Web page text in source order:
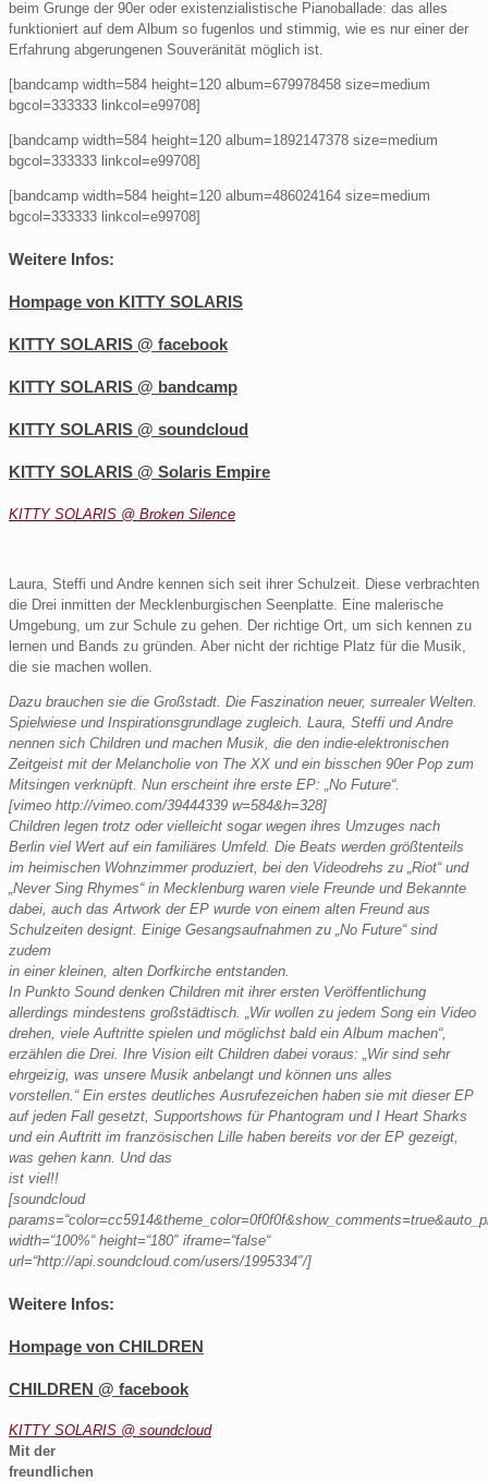
beim Grunge der 90er oder existenzialistische Pianoballade: das alles
funktioniert auf dem Album so fugenlos und stimmig, wie es nur einer der
Erfahrung abgerungenen Souveränität möglich ist.
[bandcamp width=584 height=120 album=679978458 size=medium
bgcol=333333 linkcol=e99708]
[bandcamp width=584 height=120 album=1892147378 size=medium
bgcol=333333 linkcol=e99708]
[bandcamp width=584 height=120 album=486024164 size=medium
bgcol=333333 linkcol=e99708]
Weitere Infos:
Hompage von KITTY SOLARIS
KITTY SOLARIS @ facebook
KITTY SOLARIS @ bandcamp
KITTY SOLARIS @ soundcloud
KITTY SOLARIS @ Solaris Empire
KITTY SOLARIS @ Broken Silence
Laura, Steffi und Andre kennen sich seit ihrer Schulzeit. Diese verbrachten
die Drei inmitten der Mecklenburgischen Seenplatte. Eine malerische
Umgebung, um zur Schule zu gehen. Der richtige Ort, um sich kennen zu
lernen und Bands zu gründen. Aber nicht der richtige Platz für die Musik,
die sie machen wollen.
Dazu brauchen sie die Großstadt. Die Faszination neuer, surrealer Welten.
Spielwiese und Inspirationsgrundlage zugleich. Laura, Steffi und Andre
nennen sich Children und machen Musik, die den indie-elektronischen
Zeitgeist mit der Melancholie von The XX und ein bisschen 90er Pop zum
Mitsingen verknüpft. Nun erscheint ihre erste EP: „No Future“.
[vimeo http://vimeo.com/39444339 w=584&h=328]
Children legen trotz oder vielleicht sogar wegen ihres Umzuges nach
Berlin viel Wert auf ein familiäres Umfeld. Die Beats werden größtenteils
im heimischen Wohnzimmer produziert, bei den Videodrehs zu „Riot“ und
„Never Sing Rhymes“ in Mecklenburg waren viele Freunde und Bekannte
dabei, auch das Artwork der EP wurde von einem alten Freund aus
Schulzeiten designt. Einige Gesangsaufnahmen zu „No Future“ sind
zudem
in einer kleinen, alten Dorfkirche entstanden.
In Punkto Sound denken Children mit ihrer ersten Veröffentlichung
allerdings mindestens großstädtisch. „Wir wollen zu jedem Song ein Video
drehen, viele Auftritte spielen und möglichst bald ein Album machen“,
erzählen die Drei. Ihre Vision eilt Children dabei voraus: „Wir sind sehr
ehrgeizig, was unsere Musik anbelangt und können uns alles
vorstellen.“ Ein erstes deutliches Ausrufezeichen haben sie mit dieser EP
auf jeden Fall gesetzt, Supportshows für Phantogram und I Heart Sharks
und ein Auftritt im französischen Lille haben bereits vor der EP gezeigt,
was gehen kann. Und das
ist viel!!
[soundcloud
width=“100%“ height=“180″ iframe=“false“
url=“http://api.soundcloud.com/users/1995334″/]
Weitere Infos:
Hompage von CHILDREN
CHILDREN @ facebook
KITTY SOLARIS @ soundcloud
Mit der
freundlichen